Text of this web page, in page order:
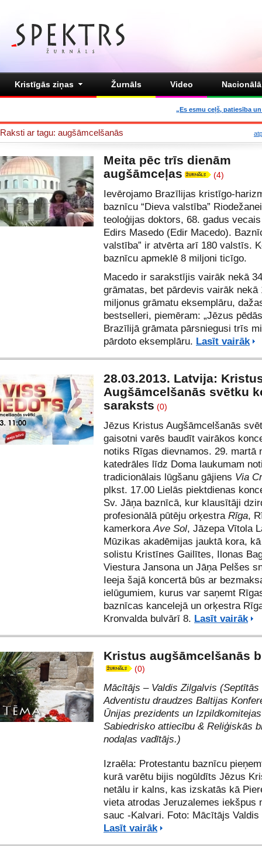
Kristīgās ziņas Žurnāls Video
„Es esmu ceļš, patiesība
Raksti ar tagu: augšāmcelšanās
Meita pēc trīs dienām
augšāmceļas
(4)
Ievērojamo Brazīlijas kristīgo-
baznīcu “Dieva valstība”
teoloģijas doktors, 68. gadus
Edirs Masedo (Edir Macedo).
valstība” ir atvērta arī 180 valstīs.
baznīcu apmeklē 8 miljoni ticīgo.
Macedo ir sarakstījis vairāk nekā 34
grāmatas, bet pārdevis vairāk nekā
miljonus grāmatu eksemplāru,
bestselleri, piemēram: „Jēzus
Brazīlijā grāmata pārsniegusi trīs
pārdoto eksemplāru. Lasīt vairāk
28.03.2013. Latvija:
Augšāmcelšanās svētku
saraksts (0)
Jēzus Kristus Augšāmcelšanās
gaisotni varēs baudīt vairākos
notiks Rīgas dievnamos. 29. martā
katedrāles līdz Doma laukumam
tradicionālais lūgšanu gājiens Via
plkst. 17.00 Lielās piektdienas
Sv. Jāņa baznīcā, kur klausītāji
profesionālā pūtēju orķestra Rīga,
kamerkoraAve Sol, Jāzepa Vītola
Mūzikas akadēmijas jauktā kora,
solistu Kristīnes Gailītes, Ilonas
Viestura Jansona un Jāņa Pelšes
Ieeja šajā koncertā būs ar
ielūgumiem, kurus var saņemt
baznīcas kancelejā un orķestra
Kronvalda bulvārī 8. Lasīt vairāk
Kristus augšāmcelšanās
(0)
Mācītājs – Valdis Zilgalvis (Septītās
Adventistu draudzes Baltijas
Ūnijas prezidents un
Sabiedrisko attiecību & Reliģiskās
nodaļas vadītājs.)
Izraēla: Protestantu baznīcu
kurā varētu bijis nogūldīts Jēzus
netālu ir kalns, kas izskatās kā
vieta atrodas Jeruzalemes iekšpus
sauc -Kalvari. Foto: Mācītājs
Lasīt vairāk